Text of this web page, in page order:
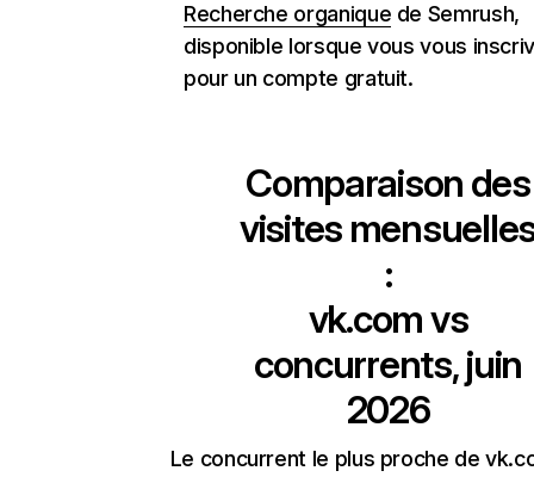
Recherche organique de Semrush,
disponible lorsque vous vous
pour un compte gratuit.
Comparaison des
visites
:
vk.comvs
concurrents, juin
2026
Le concurrent le plus proche de